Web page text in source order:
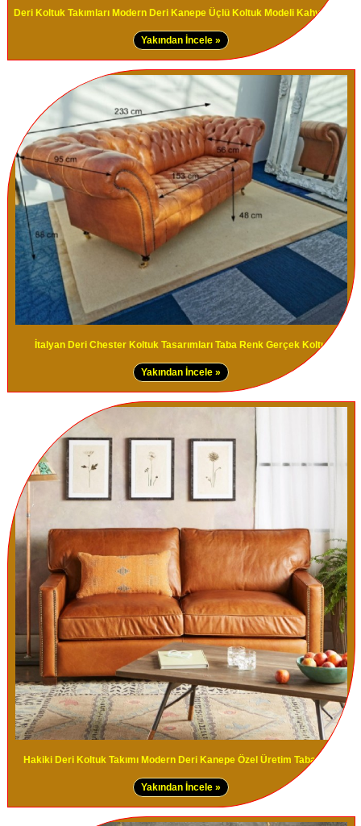
Deri Koltuk Takımları Modern Deri Kanepe Üçlü Koltuk Modeli Kahve Renk
Yakından İncele »
İtalyan Deri Chester Koltuk Tasarımları Taba Renk Gerçek Koltuk
Yakından İncele »
Hakiki Deri Koltuk Takımı Modern Deri Kanepe Özel Üretim Taba Renk
Yakından İncele »